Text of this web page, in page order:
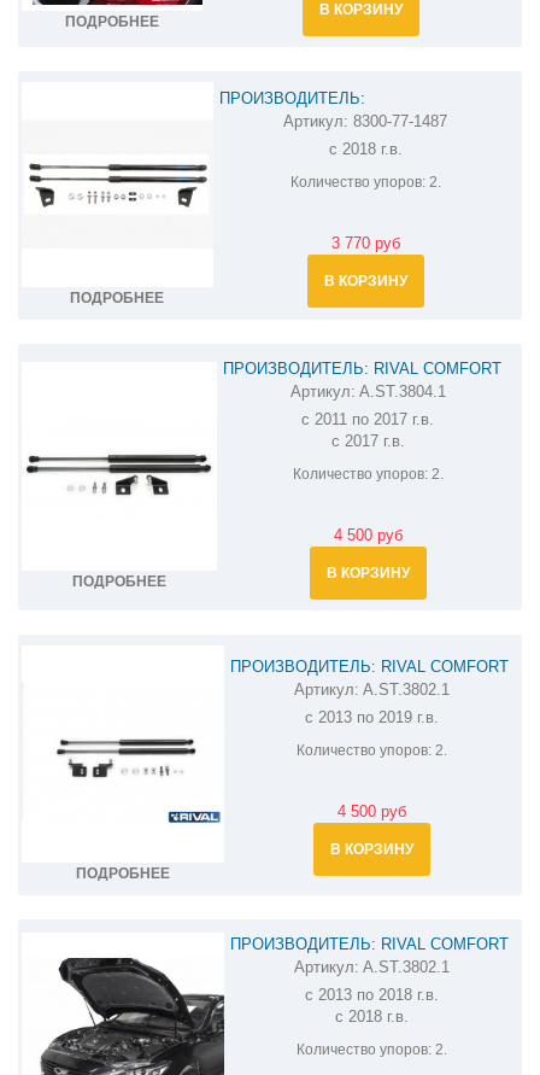
ПОДРОБНЕЕ
В КОРЗИНУ
ПОДРОБНЕЕ
ПРОИЗВОДИТЕЛЬ:
АМОРТИЗАТОРЫ (УПОРЫ) КАПОТА НА
MAZDA 6 8300-77-1487
Артикул: 8300-77-1487
с 2018 г.в.
Количество упоров:2.
3 770 руб
В КОРЗИНУ
ПОДРОБНЕЕ
ПРОИЗВОДИТЕЛЬ: RIVAL COMFORT
АМОРТИЗАТОР (УПОР) КАПОТА НА
MAZDA CX-5 A.ST.3804.1
Артикул: A.ST.3804.1
с 2011 по 2017 г.в.
с 2017 г.в.
Количество упоров:2.
4 500 руб
В КОРЗИНУ
ПОДРОБНЕЕ
ПРОИЗВОДИТЕЛЬ: RIVAL COMFORT
АМОРТИЗАТОР (УПОР) КАПОТА НА
MAZDA 3 A.ST.3802.1
Артикул: A.ST.3802.1
с 2013 по 2019 г.в.
Количество упоров:2.
4 500 руб
В КОРЗИНУ
ПРОИЗВОДИТЕЛЬ: RIVAL COMFORT
АМОРТИЗАТОР (УПОР) КАПОТА НА
MAZDA 6 A.ST.3802.1
Артикул: A.ST.3802.1
с 2013 по 2018 г.в.
с 2018 г.в.
Количество упоров:2.